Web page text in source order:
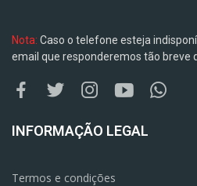
Nota: Caso o telefone esteja
email que responderemos tão breve
INFORMAÇÃO LEGAL
Termos e condições